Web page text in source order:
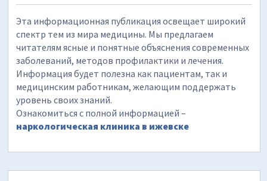
Эта информационная публикация освещает широкий
спектр тем из мира медицины. Мы предлагаем
читателям ясные и понятные объяснения современных
заболеваний, методов профилактики и лечения.
Информация будет полезна как пациентам, так и
медицинским работникам, желающим поддержать
уровень своих знаний.
Ознакомиться с полной информацией –
наркологическая клиника в ижевске